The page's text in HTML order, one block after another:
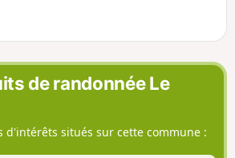
raide et
pendant les 2
de randonnée Le
d'intérêts situés sur cette commune :